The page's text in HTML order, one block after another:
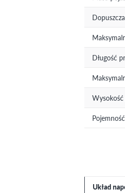
Długość
Wysokość
Układ